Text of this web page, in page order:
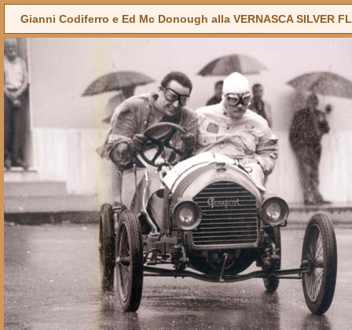
Gianni Codiferro e Ed Mc Donough alla VERNASCA SILVER